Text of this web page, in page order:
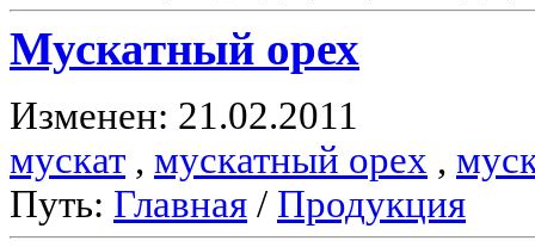
Мускатный орех
Изменен: 21.02.2011
мускат , мускатный орех ,
Путь: Главная / Продукция